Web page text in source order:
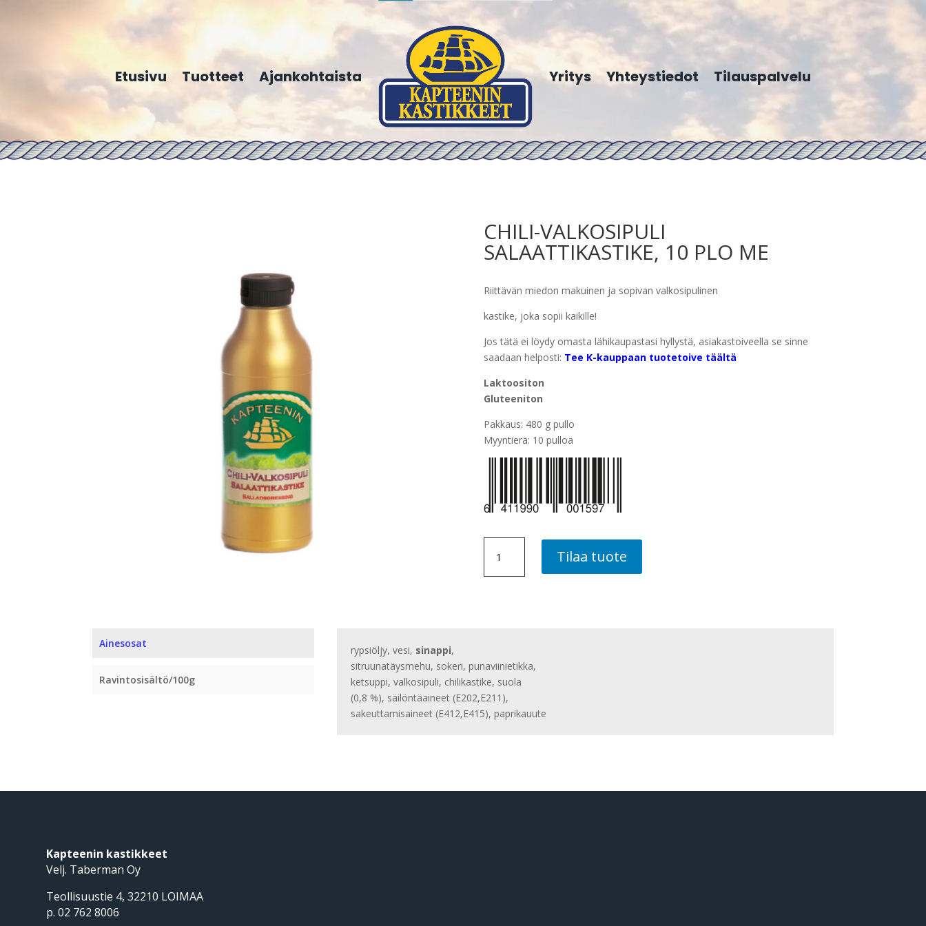
Etusivu Tuotteet Ajankohtaista Yritys Yhteystiedot Tilauspalvelu
CHILI-VALKOSIPULI
SALAATTIKASTIKE, 10 PLO ME
Riittävän miedon makuinen ja sopivan valkosipulinen
kastike, joka sopii kaikille!
Jos tätä ei löydy omasta lähikaupastasi hyllystä, asiakastoiveella se sinne
saadaan helposti: Tee K-kauppaan tuotetoive täältä
Laktoositon
Gluteeniton
Pakkaus: 480 g pullo
Myyntierä: 10 pulloa
VALKOSIPULI
SALAATTIKASTIKE,
Tilaa tuote
Ainesosat
Ravintosisältö/100g
rypsiöljy, vesi, sinappi,
sitruunatäysmehu, sokeri, punaviinietikka,
ketsuppi, valkosipuli, chilikastike, suola
(0,8 %), säilöntäaineet (E202,E211),
sakeuttamisaineet (E412,E415), paprikauute
Kapteenin kastikkeet
Velj. Taberman Oy
Teollisuustie 4, 32210 LOIMAA
p. 02 762 8006